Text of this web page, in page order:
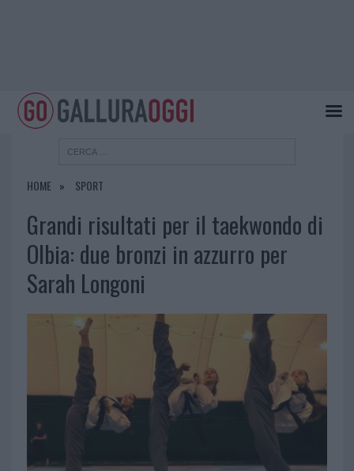
HOME SPORT
Grandi risultati per il taekwondo di
Olbia: due bronzi in azzurro per
Sarah Longoni